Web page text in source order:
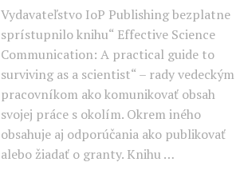
Vydavateľstvo IoP Publishing bezplatne
sprístupnilo knihu“ Effective Science
Communication: A practical guide to
surviving as a scientist“ – rady vedeckým
pracovníkom ako komunikovať obsah
svojej práce s okolím. Okrem iného
obsahuje aj odporúčania ako publikovať
alebo žiadať o granty. Knihu …